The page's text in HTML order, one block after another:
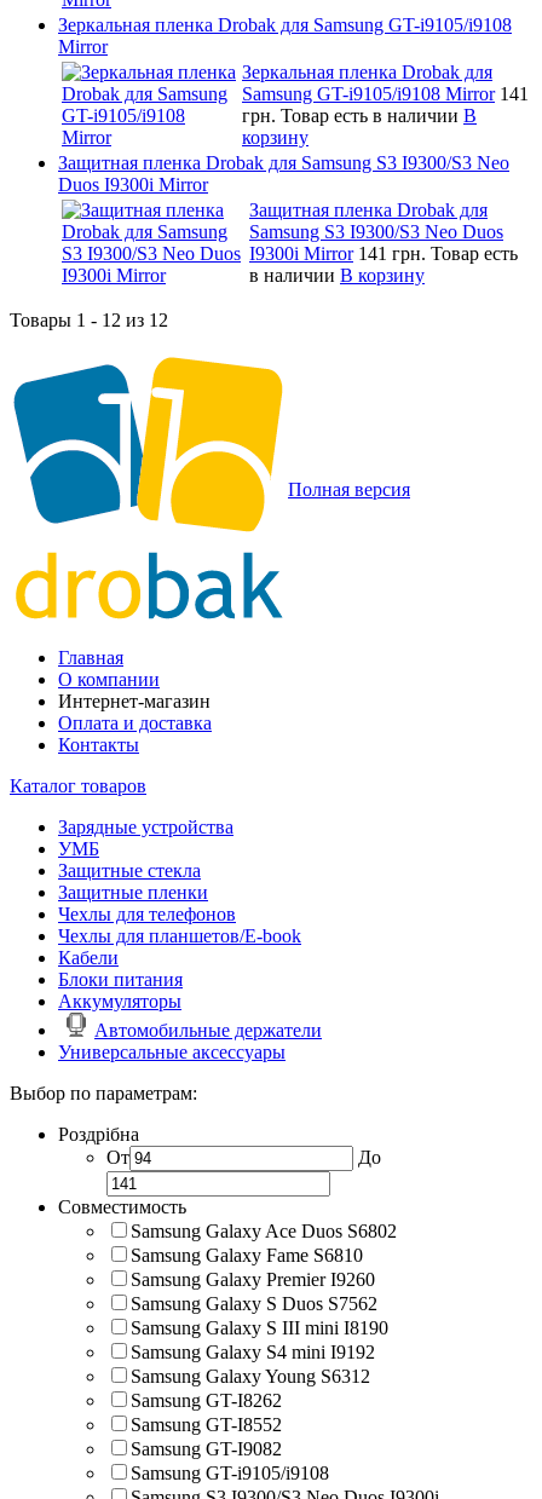
Зеркальная пленка Drobak для Samsung GT-i9105/i9108
Mirror
Зеркальная пленка Drobak для
Samsung GT-i9105/i9108 Mirror 141
грн. Товар есть в наличии В
корзину
Защитная пленка Drobak для Samsung S3 I9300/S3 Neo
Duos I9300i Mirror
Защитная пленка Drobak для
Samsung S3 I9300/S3 Neo Duos
I9300i Mirror 141 грн. Товар есть
в наличии В корзину
Товары 1 - 12 из 12
Полная версия
Главная
О компании
Интернет-магазин
Оплата и доставка
Контакты
Каталог товаров
Зарядные устройства
УМБ
Защитные стекла
Защитные пленки
Чехлы для телефонов
Чехлы для планшетов/E-book
Кабели
Блоки питания
Аккумуляторы
Автомобильные держатели
Универсальные аксессуары
Выбор по параметрам:
Роздрібна
От
До
Совместимость
Samsung Galaxy Ace Duos S6802
Samsung Galaxy Fame S6810
Samsung Galaxy Premier I9260
Samsung Galaxy S Duos S7562
Samsung Galaxy S III mini I8190
Samsung Galaxy S4 mini I9192
Samsung Galaxy Young S6312
Samsung GT-I8262
Samsung GT-I8552
Samsung GT-I9082
Samsung GT-i9105/i9108